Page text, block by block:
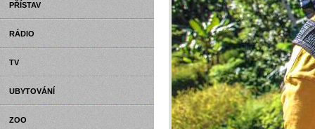
PŘÍSTAV
RÁDIO
TV
UBYTOVÁNÍ
ZOO